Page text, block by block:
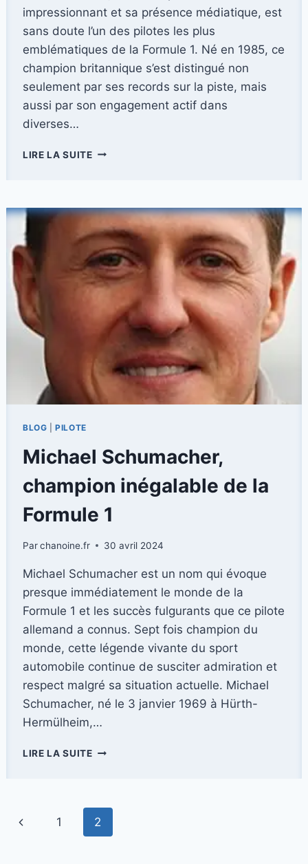
impressionnant et sa présence médiatique, est
sans doute l’un des pilotes les plus
emblématiques de la Formule 1. Né en 1985, ce
champion britannique s’est distingué non
seulement par ses records sur la piste, mais
aussi par son engagement actif dans
diverses…
LIRE LA SUITELEWIS
PARCOURS
EXCEPTIONNEL
À
LA
CONQUÊTE
DE
FORMULE
BLOG |PILOTE
Michael Schumacher,
champion inégalable de la
Formule 1
Parchanoine.fr 30 avril 2024
Michael Schumacher est un nom qui évoque
presque immédiatement le monde de la
Formule 1 et les succès fulgurants que ce pilote
allemand a connus. Sept fois champion du
monde, cette légende vivante du sport
automobile continue de susciter admiration et
respect malgré sa situation actuelle. Michael
Schumacher, né le 3 janvier 1969 à Hürth-
Hermülheim,…
LIRE LA SUITEMICHAEL
DE
LA
FORMULE
Navigation
Page
1 2